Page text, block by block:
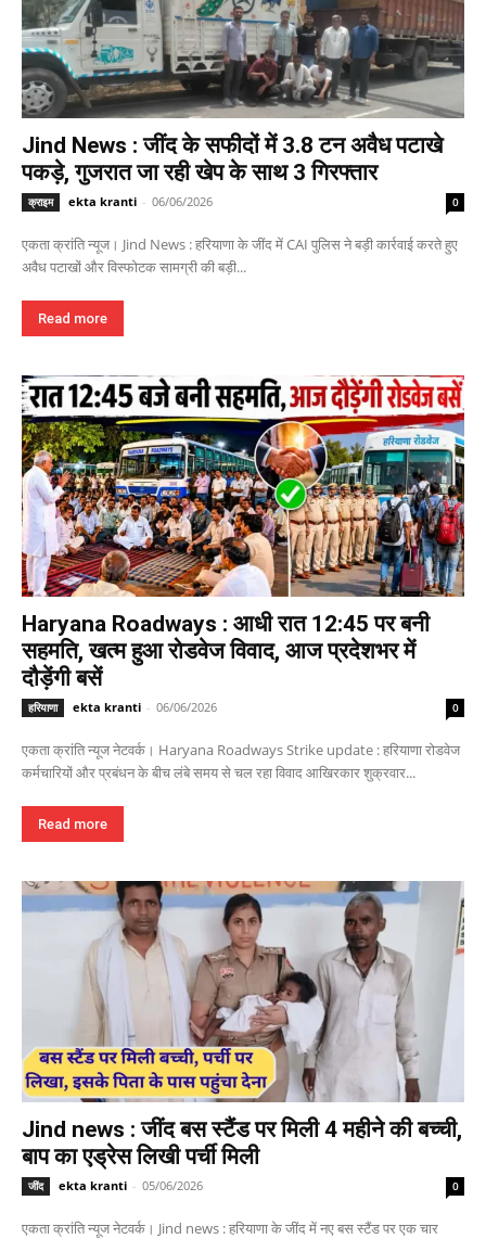
Jind News : जींद के सफीदों में 3.8 टन अवैध पटाखे
पकड़े, गुजरात जा रही खेप के साथ 3 गिरफ्तार
क्राइम ekta kranti - 06/06/2026 0
एकता क्रांति न्यूज। Jind News : हरियाणा के जींद में CAI पुलिस ने बड़ी कार्रवाई करते हुए
अवैध पटाखों और विस्फोटक सामग्री की बड़ी...
Read more
Haryana Roadways : आधी रात 12:45 पर बनी
सहमति, खत्म हुआ रोडवेज विवाद, आज प्रदेशभर में
दौड़ेंगी बसें
हरियाणा ekta kranti - 06/06/2026 0
एकता क्रांति न्यूज नेटवर्क। Haryana Roadways Strike update : हरियाणा रोडवेज
कर्मचारियों और प्रबंधन के बीच लंबे समय से चल रहा विवाद आखिरकार शुक्रवार...
Read more
Jind news : जींद बस स्टैंड पर मिली 4 महीने की बच्ची,
बाप का एड्रेस लिखी पर्ची मिली
जींद ekta kranti - 05/06/2026 0
एकता क्रांति न्यूज नेटवर्क। Jind news : हरियाणा के जींद में नए बस स्टैंड पर एक चार